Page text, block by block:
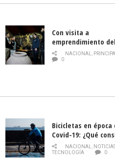
Con visita a
emprendimiento
y llamado al
historia campesina
NACIONAL,
0
Bicicletas en época
Covid-19: ¿Qué
momento de
NACIONAL,
TECNOLOGÍA
0